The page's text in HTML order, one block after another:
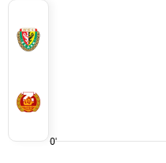
0'